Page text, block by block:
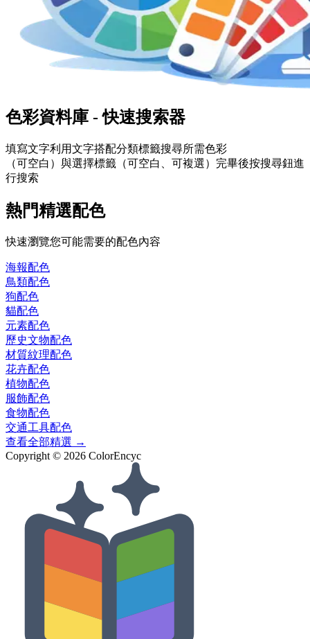
色彩資料庫 - 快速搜索器
填寫文字利用文字搭配分類標籤搜尋所需色彩
（可空白）與選擇標籤 （可空白、可複選）完畢後按搜尋鈕進
行搜索
熱門精選配色
快速瀏覽您可能需要的配色內容
海報配色
鳥類配色
狗配色
貓配色
元素配色
歷史文物配色
材質紋理配色
花卉配色
植物配色
服飾配色
食物配色
交通工具配色
查看全部精選 →
Copyright © 2026 ColorEncyc